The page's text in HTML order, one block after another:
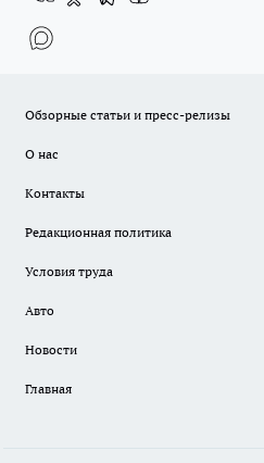
Обзорные статьи и пресс-релизы
О нас
Контакты
Редакционная политика
Условия труда
Авто
Новости
Главная